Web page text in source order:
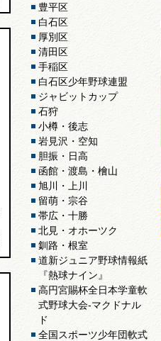
豊平区
白石区
厚別区
清田区
手稲区
白石区少年野球連盟
ジャビットカップ
石狩
小樽・後志
岩見沢・空知
胆振・日高
函館・渡島・檜山
旭川・上川
留萌・宗谷
帯広・十勝
北見・オホーツク
釧路・根室
道新ジュニア野球情報紙
『熱球ナイン』
高円宮賜杯全日本学童軟
式野球大会-マクドナル
ド
全国スポーツ少年団軟式